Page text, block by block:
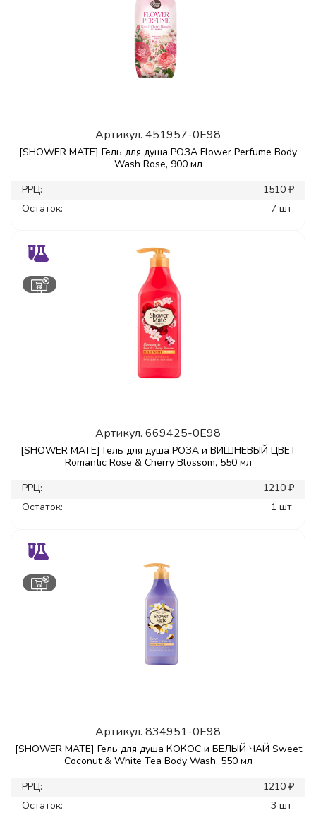
Артикул. 451957-0E98
[SHOWER MATE] Гель для душа РОЗА Flower Perfume Body
Wash Rose, 900 мл
РРЦ:
1510 ₽
Остаток:
7 шт.
Артикул. 669425-0E98
[SHOWER MATE] Гель для душа РОЗА и ВИШНЕВЫЙ ЦВЕТ
Romantic Rose & Cherry Blossom, 550 мл
РРЦ:
1210 ₽
Остаток:
1 шт.
Артикул. 834951-0E98
[SHOWER MATE] Гель для душа КОКОС и БЕЛЫЙ ЧАЙ Sweet
Coconut & White Tea Body Wash, 550 мл
РРЦ:
1210 ₽
Остаток:
3 шт.